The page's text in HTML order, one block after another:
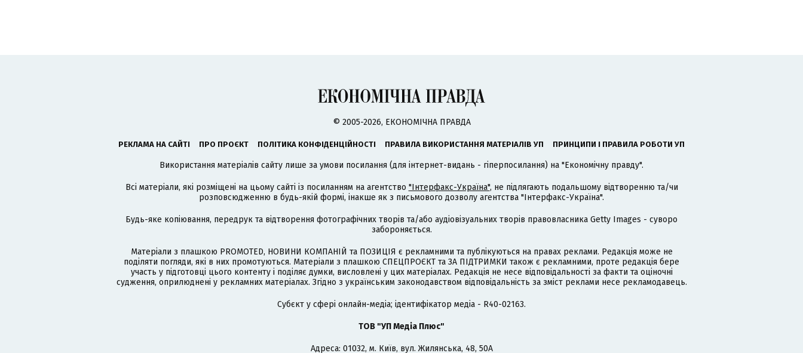
© 2005-2026, ЕКОНОМІЧНА ПРАВДА
РЕКЛАМА НА САЙТІ ПРО ПРОЄКТ ПОЛІТИКА КОНФІДЕНЦІЙНОСТІ ПРАВИЛА ВИКОРИСТАННЯ МАТЕРІАЛІВ УП ПРИНЦИПИ І ПРАВИЛА РОБОТИ УП
Використання матеріалів сайту лише за умови посилання (для інтернет-видань - гіперпосилання) на "Економічну правду".
Всі матеріали, які розміщені на цьому сайті із посиланням на агентство "Інтерфакс-Україна", не підлягають подальшому відтворенню та/чи
розповсюдженню в будь-якій формі, інакше як з письмового дозволу агентства "Інтерфакс-Україна".
Будь-яке копіювання, передрук та відтворення фотографічних творів та/або аудіовізуальних творів правовласника Getty Images - суворо
забороняється.
Матеріали з плашкою PROMOTED, НОВИНИ КОМПАНІЙ та ПОЗИЦІЯ є рекламними та публікуються на правах реклами. Редакція може не
поділяти погляди, які в них промотуються. Матеріали з плашкою СПЕЦПРОЄКТ та ЗА ПІДТРИМКИ також є рекламними, проте редакція бере
участь у підготовці цього контенту і поділяє думки, висловлені у цих матеріалах. Редакція не несе відповідальності за факти та оціночні
судження, оприлюднені у рекламних матеріалах. Згідно з українським законодавством відповідальність за зміст реклами несе рекламодавець.
Cубєкт у сфері онлайн-медіа; ідентифікатор медіа - R40-02163.
ТОВ "УП Медіа Плюс"
Адреса: 01032, м. Київ, вул. Жилянська, 48, 50А